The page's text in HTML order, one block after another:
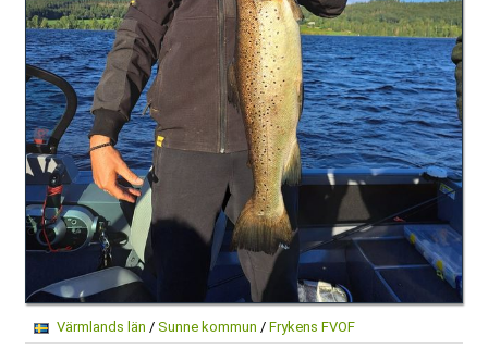
Värmlands län / Sunne kommun / Frykens FVOF